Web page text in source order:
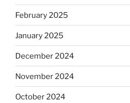
February 2025
January 2025
December 2024
November 2024
October 2024